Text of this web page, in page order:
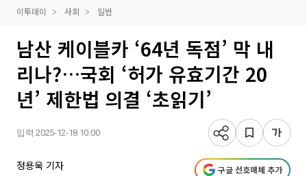
이투데이 사회 일반
남산 케이블카 ‘64년 독점’ 막 내
리나?…국회 ‘허가 유효기간 20
년’ 제한법 의결 ‘초읽기’
입력 2025-12-18 10:00
정용욱 기자 구글 선호매체 추가